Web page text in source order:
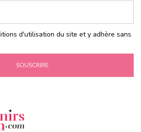
SOUSCRIRE
d'utilisation du site et y adhère sans